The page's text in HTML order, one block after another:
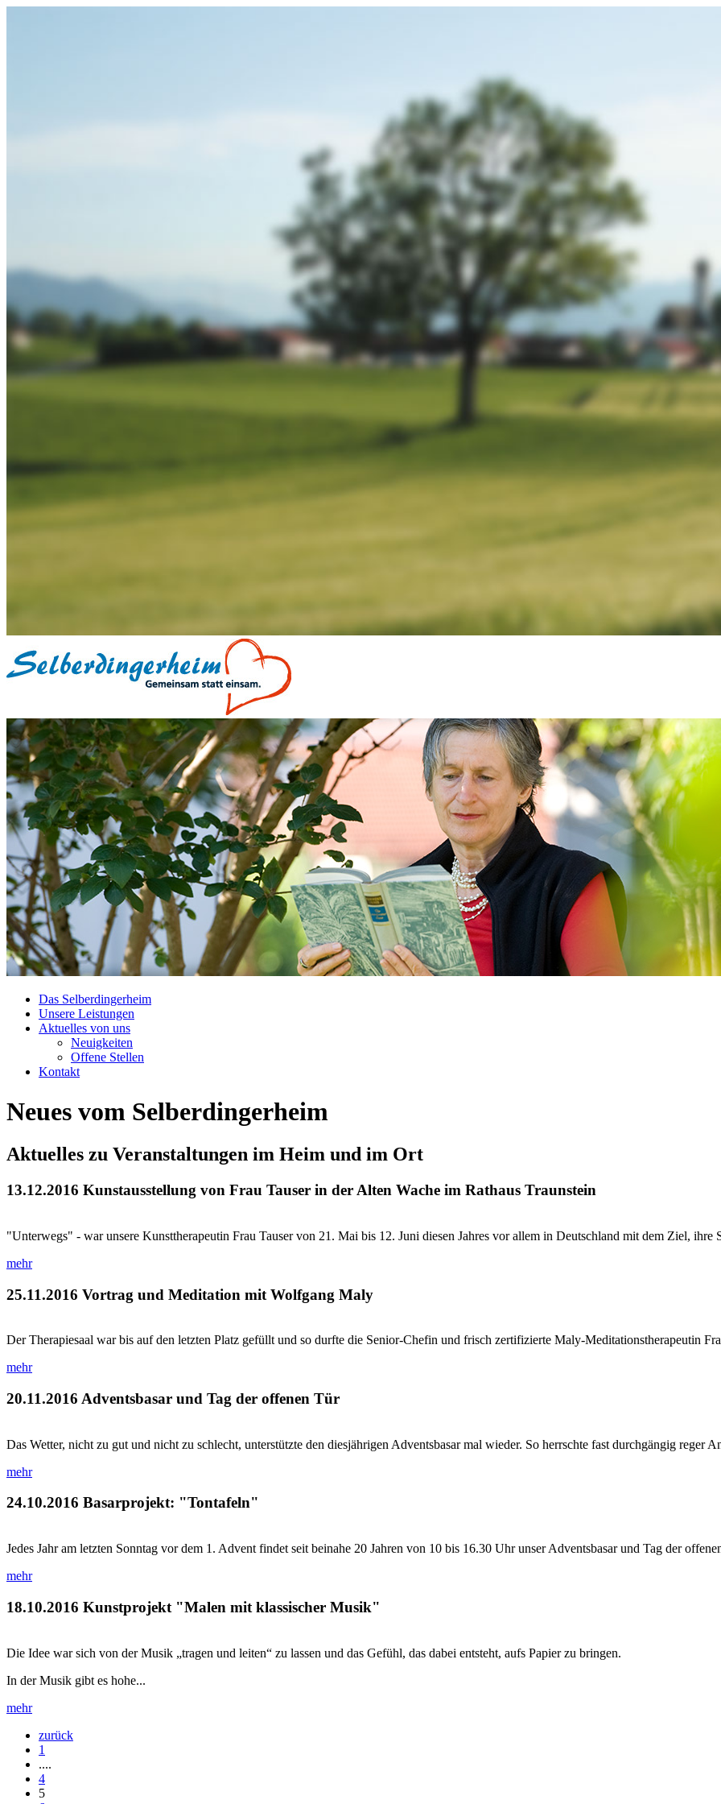
Das Selberdingerheim
Unsere Leistungen
Aktuelles von uns
Neuigkeiten
Offene Stellen
Kontakt
Neues vom Selberdingerheim
Aktuelles zu Veranstaltungen im Heim und im Ort
13.12.2016 Kunstausstellung von Frau Tauser in der Alten Wache im Rathaus Traunstein
"Unterwegs" - war unsere Kunsttherapeutin Frau Tauser von 21. Mai bis 12. Juni diesen Jahres vor allem in Deutschland mit dem Ziel, ihre
mehr
25.11.2016 Vortrag und Meditation mit Wolfgang Maly
Der Therapiesaal war bis auf den letzten Platz gefüllt und so durfte die Senior-Chefin und frisch zertifizierte Maly-Meditationstherapeutin
mehr
20.11.2016 Adventsbasar und Tag der offenen Tür
Das Wetter, nicht zu gut und nicht zu schlecht, unterstützte den diesjährigen Adventsbasar mal wieder. So herrschte fast durchgängig reger
mehr
24.10.2016 Basarprojekt: "Tontafeln"
Jedes Jahr am letzten Sonntag vor dem 1. Advent findet seit beinahe 20 Jahren von 10 bis 16.30 Uhr unser Adventsbasar und Tag der
mehr
18.10.2016 Kunstprojekt "Malen mit klassischer Musik"
Die Idee war sich von der Musik „tragen und leiten“ zu lassen und das Gefühl, das dabei entsteht, aufs Papier zu bringen.
In der Musik gibt es hohe...
mehr
zurück
1
....
4
5